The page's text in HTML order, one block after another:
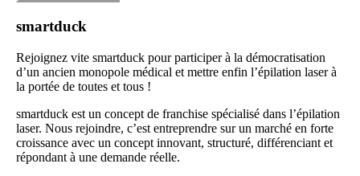
smartduck
Rejoignez vite smartduck pour participer à la démocratisation
d’un ancien monopole médical et mettre enfin l’épilation laser à
la portée de toutes et tous !
smartduck est un concept de franchise spécialisé dans l’épilation
laser. Nous rejoindre, c’est entreprendre sur un marché en forte
croissance avec un concept innovant, structuré, différenciant et
répondant à une demande réelle.